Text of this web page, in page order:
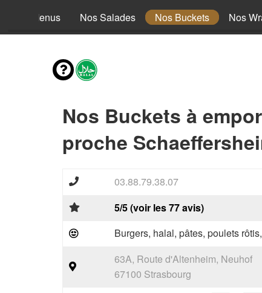
Nos Menus Nos Salades Nos Buckets Nos
Nos Buckets à
proche
03.88.79.38.07
5/5 (voir les 77 avis)
Burgers, halal, pâtes, poulets
63A, Route d'Altenheim, Neuhof
67100 Strasbourg